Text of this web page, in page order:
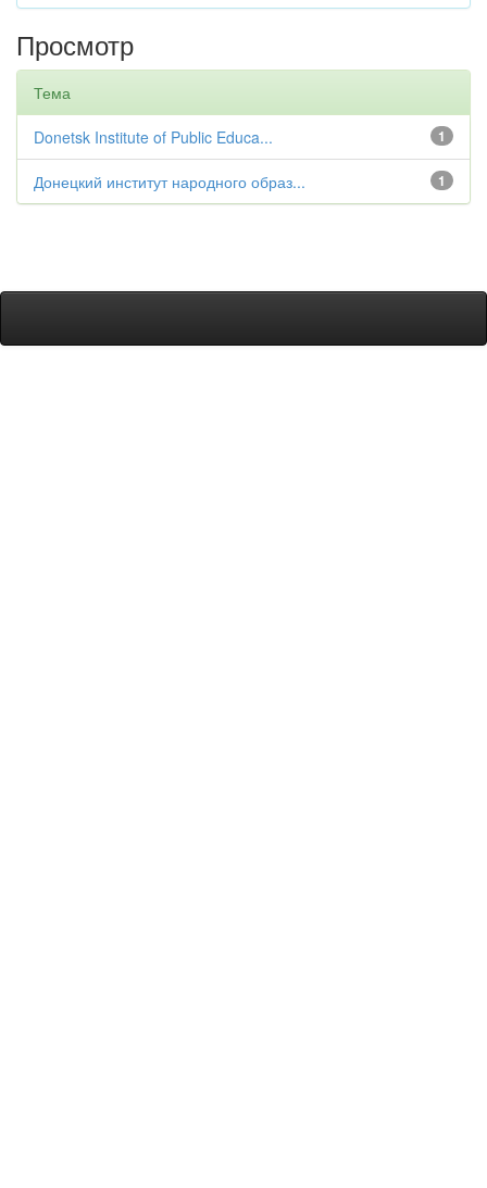
Просмотр
Тема
1
Donetsk Institute of Public Educa...
1
Донецкий институт народного образ...